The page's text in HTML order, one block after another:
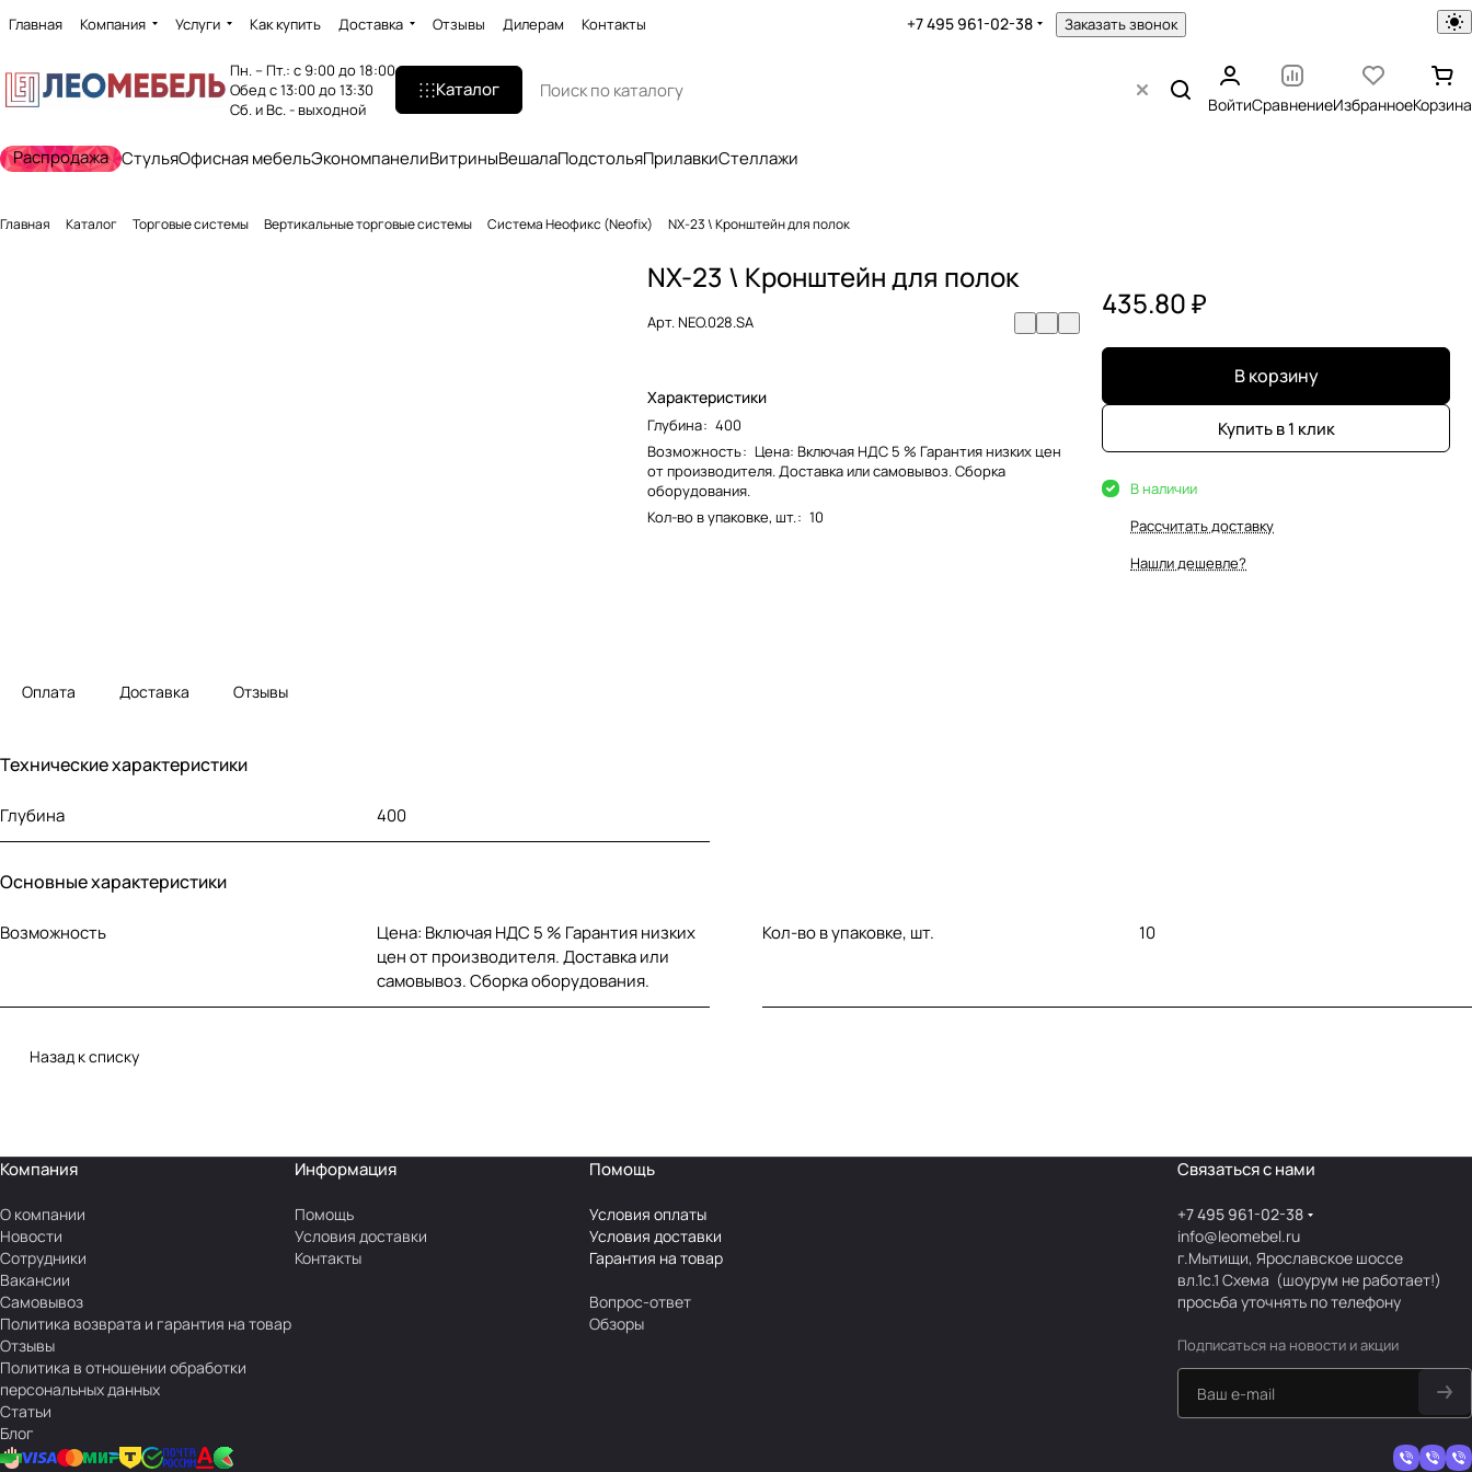
Главная Компания Услуги Как купить Доставка Отзывы Дилерам Контакты +7 495 961-02-38 Заказать звонок
Пн. – Пт.: с 9:00 до 18:00
Обед с 13:00 до 13:30
Сб. и Вс. - выходной
Каталог
ВойтиСравнениеИзбранноеКорзина
Распродажа СтульяОфисная мебельЭкономпанелиВитриныВешалаПодстольяПрилавкиСтеллажи
Главная Каталог Торговые системы Вертикальные торговые системы Система Неофикс (Neofix) NX-23 \ Кронштейн для полок
NX-23 \ Кронштейн для полок
Арт.NEO.028.SA
Характеристики
Глубина: 400
Возможность: Цена: Включая НДС 5 % Гарантия низких цен
от производителя. Доставка или самовывоз. Сборка
оборудования.
Кол-во в упаковке, шт.: 10
435.80 ₽
В корзину
Купить в 1 клик
В наличии
Рассчитать доставку
Нашли дешевле?
Оплата Доставка Отзывы
Технические характеристики
Глубина 400
Основные характеристики
Возможность
Цена: Включая НДС 5 % Гарантия низких
цен от производителя. Доставка или
самовывоз. Сборка оборудования.
Кол-во в упаковке, шт. 10
Назад к списку
Компания
О компании
Новости
Сотрудники
Вакансии
Самовывоз
Политика возврата и гарантия на товар
Отзывы
Политика в отношении обработки
персональных данных
Статьи
Блог
Информация
Помощь
Условия доставки
Контакты
Помощь
Условия оплаты
Условия доставки
Гарантия на товар
Вопрос-ответ
Обзоры
Связаться с нами
+7 495 961-02-38
info@leomebel.ru
г.Мытищи, Ярославское шоссе
вл.1с.1Схема (шоурум не работает!)
просьба уточнять по телефону
Подписаться на новости и акции